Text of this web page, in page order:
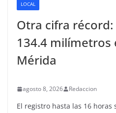
LOCAL
Otra cifra
134.4 milímetros
Mérida
agosto 8, 2026 Redaccion
El registro hasta las 16 horas